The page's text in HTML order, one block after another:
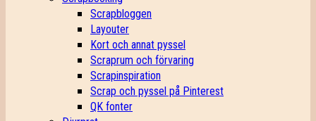
Scrapbloggen
Layouter
Kort och annat pyssel
Scraprum och förvaring
Scrapinspiration
Scrap och pyssel på Pinterest
QK fonter